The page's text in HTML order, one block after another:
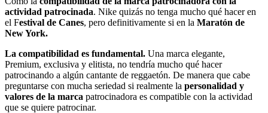
actividad patrocinada. Nike quizás no tenga mucho qué hacer en
el Festival de Canes, pero definitivamente si en la Maratón de
New York.
La compatibilidad es fundamental. Una marca elegante,
Premium, exclusiva y elitista, no tendría mucho qué hacer
patrocinando a algún cantante de reggaetón. De manera que cabe
preguntarse con mucha seriedad si realmente la personalidad y
valores de la marca patrocinadora es compatible con la actividad
que se quiere patrocinar.